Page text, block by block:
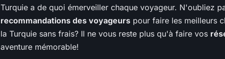
Turquie a de quoi émerveiller chaque voyageur. N'oubliez
recommandations des voyageurs pour faire les meilleurs
la Turquie sans frais? Il ne vous reste plus qu'à faire vos
aventure mémorable!